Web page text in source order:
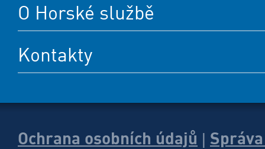
O Horské službě
Kontakty
Ochrana osobních údajů